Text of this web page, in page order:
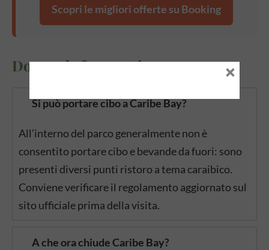
Scopri le migliori offerte su Booking
Domande frequenti
Si può portare cibo a Caribe Bay?
All’interno del parco generalmente non è
consentito portare cibo e bevande da fuori: sono
presenti diversi punti ristoro a tema caraibico.
Conviene verificare il regolamento aggiornato sul
sito ufficiale prima della visita.
A che ora chiude Caribe Bay?
×